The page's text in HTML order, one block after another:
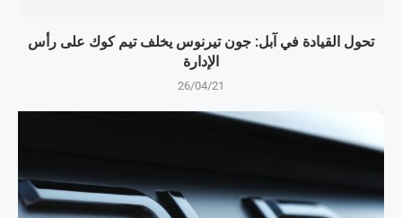
تحول القيادة في آبل: جون تيرنوس يخلف تيم كوك على رأس
الإدارة
26/04/21